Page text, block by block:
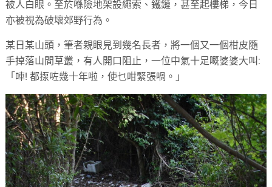
被人白眼。至於喺險地架設繩索、鐵鏈，甚至起樓梯，今日
亦被視為破壞郊野行為。
某日某山頭，筆者親眼見到幾名長者，將一個又一個柑皮隨
手掉落山間草叢，有人開口阻止，一位中氣十足嘅婆婆大叫:
「唓! 都揼咗幾十年啦，使乜咁緊張喎。」